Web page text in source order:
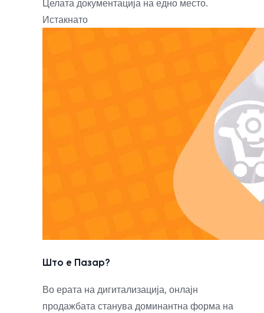
Целата документација на едно место.
Истакнато
Што е Пазар?
Во ерата на дигитализација, онлајн
продажбата станува доминантна форма на